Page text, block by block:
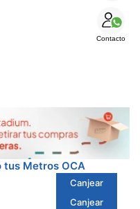
Contacto
tus Metros OCA
Canjear
Canjear